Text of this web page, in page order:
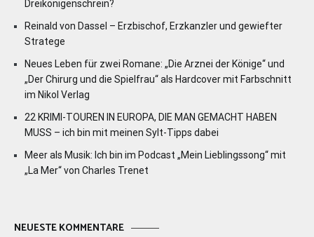
Dreikönigenschrein?
Reinald von Dassel – Erzbischof, Erzkanzler und gewiefter
Stratege
Neues Leben für zwei Romane: „Die Arznei der Könige“ und
„Der Chirurg und die Spielfrau“ als Hardcover mit Farbschnitt
im Nikol Verlag
22 KRIMI-TOUREN IN EUROPA, DIE MAN GEMACHT HABEN
MUSS – ich bin mit meinen Sylt-Tipps dabei
Meer als Musik: Ich bin im Podcast „Mein Lieblingssong“ mit
„La Mer“ von Charles Trenet
NEUESTE KOMMENTARE